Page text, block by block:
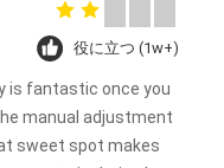
役に立つ (1w+)
is fantastic once you
manual adjustment
sweet spot makes